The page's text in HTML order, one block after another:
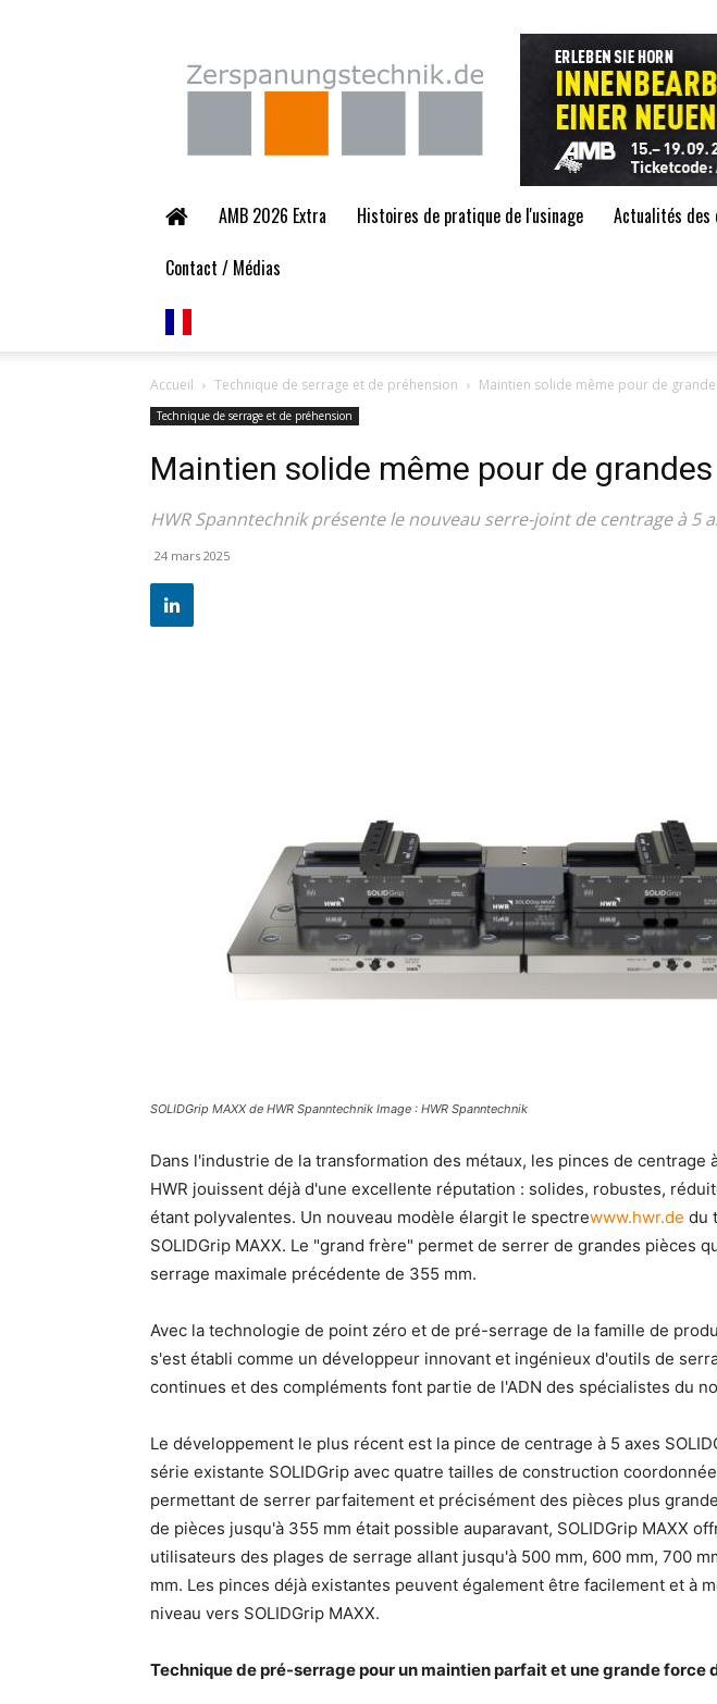
Zerspanungstechnik.de
AMB 2026 Extra Histoires de pratique de l'usinage Actualités des
Contact / Médias
Accueil Technique de serrage et de préhension Maintien solide même pour de
Technique de serrage et de préhension
Maintien solide même pour de
HWR Spanntechnik présente le nouveau serre-joint de centrage à 5
24 mars 2025
SOLIDGrip MAXX de HWR Spanntechnik Image : HWR Spanntechnik
Dans l'industrie de la transformation des métaux, les pinces de centrage
HWR jouissent déjà d'une excellente réputation : solides, robustes,
étant polyvalentes. Un nouveau modèle élargit le spectrewww.hwr.de du
SOLIDGrip MAXX. Le "grand frère" permet de serrer de grandes pièces
serrage maximale précédente de 355 mm.
Avec la technologie de point zéro et de pré-serrage de la famille de
s'est établi comme un développeur innovant et ingénieux d'outils de
continues et des compléments font partie de l'ADN des spécialistes du
Le développement le plus récent est la pince de centrage à 5 axes
série existante SOLIDGrip avec quatre tailles de construction
permettant de serrer parfaitement et précisément des pièces plus
de pièces jusqu'à 355 mm était possible auparavant, SOLIDGrip MAXX
utilisateurs des plages de serrage allant jusqu'à 500 mm, 600 mm, 700
mm. Les pinces déjà existantes peuvent également être facilement et à
niveau vers SOLIDGrip MAXX.
Technique de pré-serrage pour un maintien parfait et une grande force